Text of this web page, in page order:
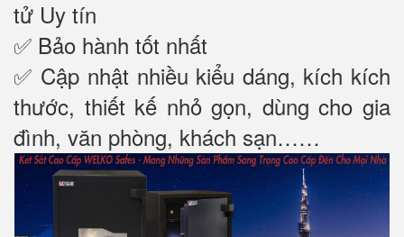
tử Uy tín
✅ Bảo hành tốt nhất
✅ Cập nhật nhiều kiểu dáng, kích kích
thước, thiết kế nhỏ gọn, dùng cho gia
đình, văn phòng, khách sạn……